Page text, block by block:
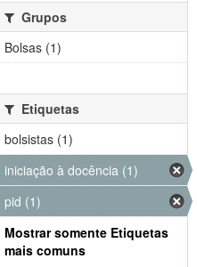
Grupos
Bolsas (1)
Etiquetas
bolsistas (1)
iniciação à docência (1)
pid (1)
Mostrar somente Etiquetas
mais comuns